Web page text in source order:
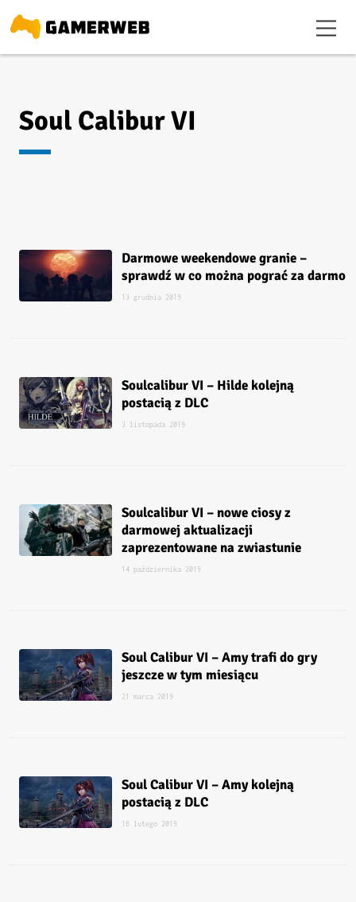
Soul Calibur VI
Darmowe weekendowe granie –
sprawdź w co można pograć za darmo
13 grudnia 2019
Soulcalibur VI – Hilde kolejną
postacią z DLC
3 listopada 2019
Soulcalibur VI – nowe ciosy z
darmowej aktualizacji
zaprezentowane na zwiastunie
14 października 2019
Soul Calibur VI – Amy trafi do gry
jeszcze w tym miesiącu
21 marca 2019
Soul Calibur VI – Amy kolejną
postacią z DLC
16 lutego 2019